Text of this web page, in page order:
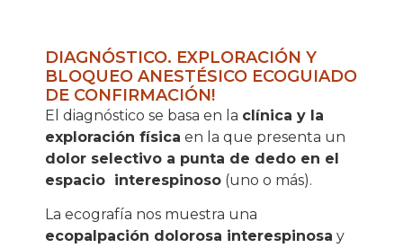
DIAGNÓSTICO. EXPLORACIÓN Y
BLOQUEO ANESTÉSICO ECOGUIADO
DE CONFIRMACIÓN!
El diagnóstico se basa en la clínica y la
exploración física en la que presenta un
dolor selectivo a punta de dedo en el
espacio interespinoso (uno o más).
La ecografía nos muestra una
ecopalpación dolorosa interespinosa y